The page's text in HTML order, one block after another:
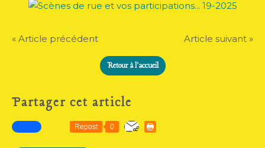
« Article précédent Article suivant »
Retour à l'accueil
Partager cet article
Repost 0